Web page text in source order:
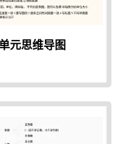
元思维导图